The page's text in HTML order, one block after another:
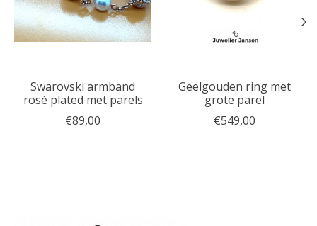
Swarovski armband
rosé plated met parels
€89,00
Geelgouden ring met
grote parel
€549,00